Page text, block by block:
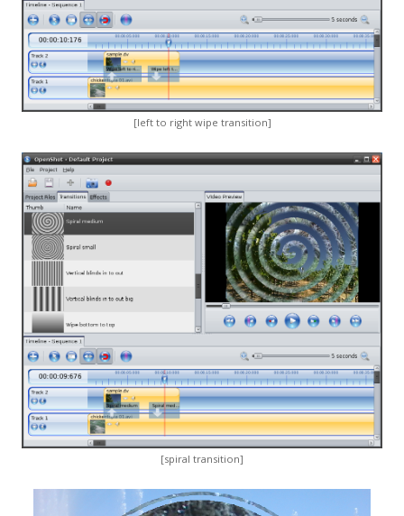
[left to right wipe transition]
[spiral transition]